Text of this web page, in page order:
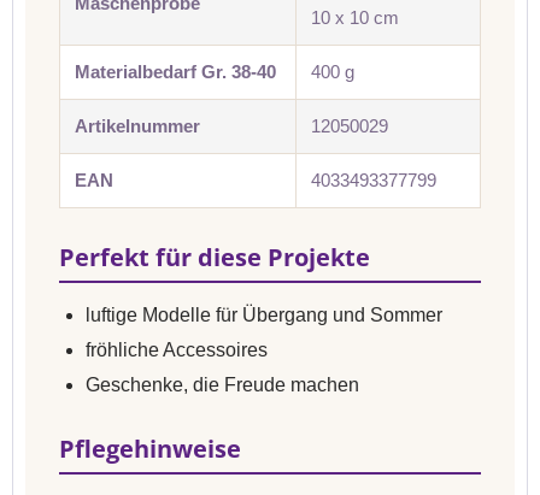
10 x 10 cm
Materialbedarf Gr. 38-40 400 g
Artikelnummer 12050029
EAN 4033493377799
Perfekt für diese Projekte
luftige Modelle für Übergang und Sommer
fröhliche Accessoires
Geschenke, die Freude machen
Pflegehinweise